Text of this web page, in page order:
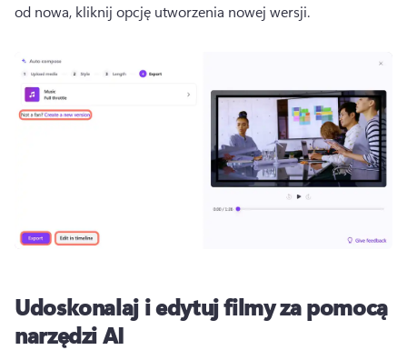
od nowa, kliknij opcję utworzenia nowej wersji.
Udoskonalaj i edytuj filmy za pomocą
narzędzi AI